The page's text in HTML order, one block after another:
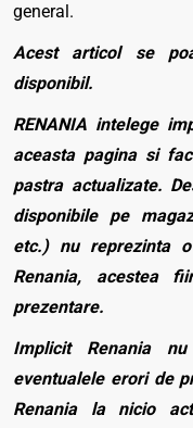
general.
Acest articol se
disponibil.
RENANIA intelege
aceasta pagina si
pastra actualizate.
disponibile pe
etc.) nu reprezinta
Renania, acestea
prezentare.
Implicit Renania
eventualele erori de
Renania la nicio